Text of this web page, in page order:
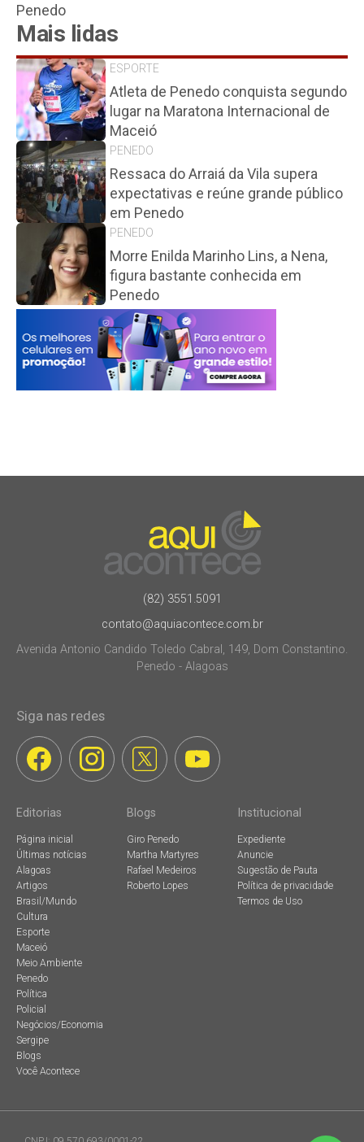
Penedo
Mais lidas
ESPORTE
Atleta de Penedo conquista segundo
lugar na Maratona Internacional de
Maceió
PENEDO
Ressaca do Arraiá da Vila supera
expectativas e reúne grande público
em Penedo
PENEDO
Morre Enilda Marinho Lins, a Nena,
figura bastante conhecida em
Penedo
(82) 3551.5091
contato@aquiacontece.com.br
Avenida Antonio Candido Toledo Cabral, 149, Dom Constantino.
Penedo - Alagoas
Siga nas redes
Editorias
Página inicial
Últimas notícias
Alagoas
Artigos
Brasil/Mundo
Cultura
Esporte
Maceió
Meio Ambiente
Penedo
Política
Policial
Negócios/Economia
Sergipe
Blogs
Você Acontece
Blogs
Giro Penedo
Martha Martyres
Rafael Medeiros
Roberto Lopes
Institucional
Expediente
Anuncie
Sugestão de Pauta
Política de privacidade
Termos de Uso